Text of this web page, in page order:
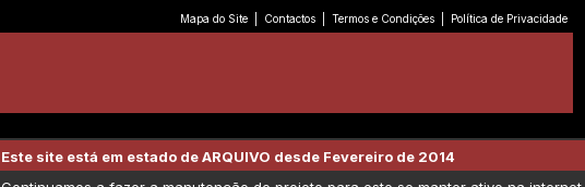
Mapa do Site Contactos Termos e Condições Política de Privacidade
Este site está em estado de ARQUIVO desde Fevereiro de 2014